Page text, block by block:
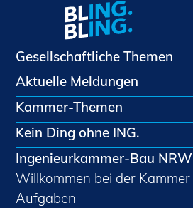
Gesellschaftliche Themen
Aktuelle Meldungen
Kammer-Themen
Kein Ding ohne ING.
Ingenieurkammer-Bau NRW
Willkommen bei der Kammer
Aufgaben